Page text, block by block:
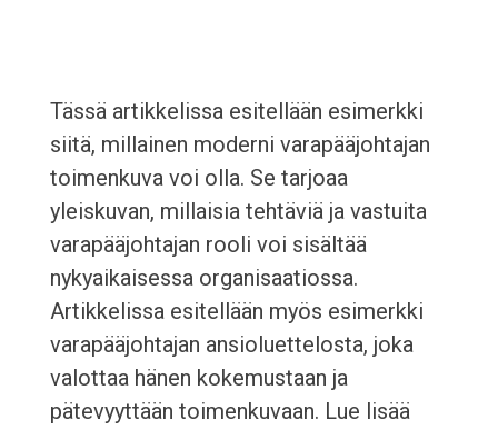
Tässä artikkelissa esitellään esimerkki
siitä, millainen moderni varapääjohtajan
toimenkuva voi olla. Se tarjoaa
yleiskuvan, millaisia tehtäviä ja vastuita
varapääjohtajan rooli voi sisältää
nykyaikaisessa organisaatiossa.
Artikkelissa esitellään myös esimerkki
varapääjohtajan ansioluettelosta, joka
valottaa hänen kokemustaan ja
pätevyyttään toimenkuvaan. Lue lisää